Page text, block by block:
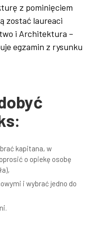
z pominięciem
zostać laureaci
i Architektura –
egzamin z rysunku
kapitana, w
o opiekę osobę
i wybrać jedno do